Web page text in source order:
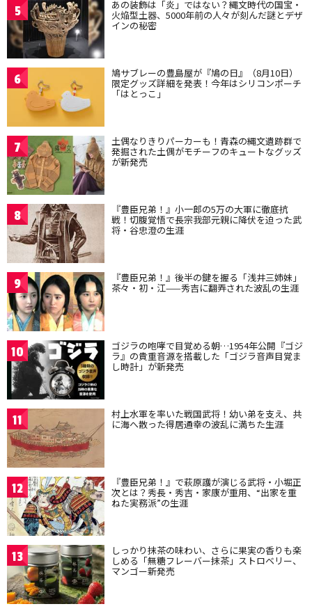
5 あの装飾は「炎」ではない？縄文時代の国宝・
火焔型土器、5000年前の人々が刻んだ謎とデザ
インの秘密
6 鳩サブレーの豊島屋が『鳩の日』（8月10日）
限定グッズ詳細を発表！今年はシリコンポーチ
「はとっこ」
7 土偶なりきりパーカーも！青森の縄文遺跡群で
発掘された土偶がモチーフのキュートなグッズ
が新発売
8 『豊臣兄弟！』小一郎の5万の大軍に徹底抗
戦！切腹覚悟で長宗我部元親に降伏を迫った武
将・谷忠澄の生涯
9 『豊臣兄弟！』後半の鍵を握る「浅井三姉妹」
茶々・初・江——秀吉に翻弄された波乱の生涯
10 ゴジラの咆哮で目覚める朝…1954年公開『ゴジ
ラ』の貴重音源を搭載した「ゴジラ音声目覚ま
し時計」が新発売
11 村上水軍を率いた戦国武将！幼い弟を支え、共
に海へ散った得居通幸の波乱に満ちた生涯
12 『豊臣兄弟！』で萩原護が演じる武将・小堀正
次とは？秀長・秀吉・家康が重用、“出家を重
ねた実務派”の生涯
13 しっかり抹茶の味わい、さらに果実の香りも楽
しめる「無糖フレーバー抹茶」ストロベリー、
マンゴー新発売